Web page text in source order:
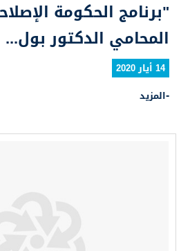
"برنامج الحكومة
المحامي الدكتور بول...
14 أيار 2020
المزيد